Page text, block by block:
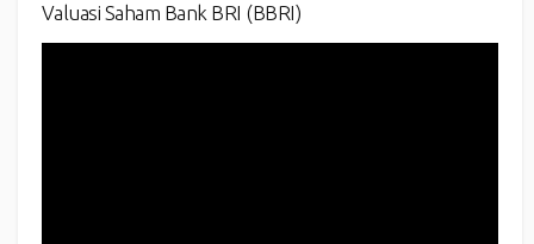
Valuasi Saham Bank BRI (BBRI)